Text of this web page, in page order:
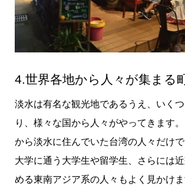
4.世界各地から人々が集まる
淡水は有名な観光地であるうえ、いく
り、様々な国から人々がやってきます
から淡水に住んでいた台湾の人々だけ
大学に通う大学生や留学生、さらには
める東南アジア系の人々もよく見かけ